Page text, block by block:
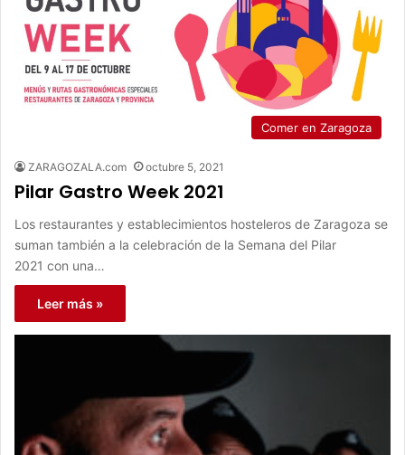
Comer en Zaragoza
ZARAGOZALA.com octubre 5, 2021
Pilar Gastro Week 2021
Los restaurantes y establecimientos hosteleros de Zaragoza se
suman también a la celebración de la Semana del Pilar
2021 con una…
Leer más »